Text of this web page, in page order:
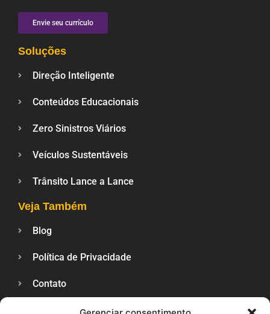
Envie seu currículo
Soluções
Direção Inteligente
Conteúdos Educacionais
Zero Sinistros Viários
Veículos Sustentáveis
Trânsito Lance a Lance
Veja Também
Blog
Política de Privacidade
Contato